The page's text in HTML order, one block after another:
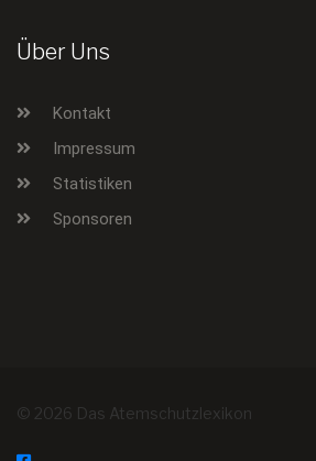
Über Uns
Kontakt
Impressum
Statistiken
Sponsoren
© 2026 Das Atemschutzlexikon